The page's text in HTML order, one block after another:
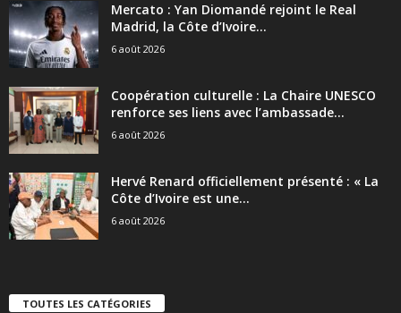
Mercato : Yan Diomandé rejoint le Real
Madrid, la Côte d’Ivoire...
6 août 2026
Coopération culturelle : La Chaire UNESCO
renforce ses liens avec l’ambassade...
6 août 2026
Hervé Renard officiellement présenté : « La
Côte d’Ivoire est une...
6 août 2026
TOUTES LES CATÉGORIES